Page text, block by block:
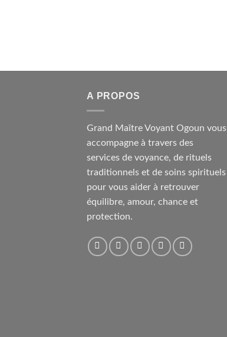
A PROPOS
Grand Maître Voyant Ogoun vous
accompagne à travers des
services de voyance, de rituels
traditionnels et de soins spirituels
pour vous aider à retrouver
équilibre, amour, chance et
protection.